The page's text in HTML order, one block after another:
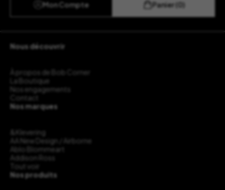
Mon Compte Panier (0)
Nous découvrir
À propos de Bob Corner
La Boutique
Nos engagements
Contact
Nos marques
&Klevering
AA New Design / Airborne
Ablo Blommeart
Addison Ross
Tout voir
Nos produits